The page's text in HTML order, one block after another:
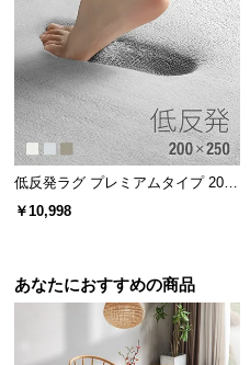
低反発ラグ プレミアムタイプ 200×
250cm
￥10,998
あなたにおすすめの商品